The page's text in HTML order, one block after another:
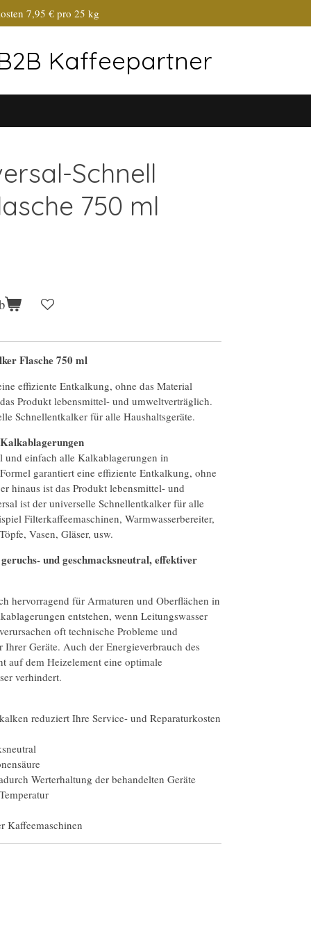
7,95 € pro 25 kg
Kaffeepartner
Schnell
750 ml
Flasche 750 ml
effiziente Entkalkung, ohne das Material
Produkt lebensmittel- und umweltverträglich.
Schnellentkalker für alle Haushaltsgeräte.
und einfach alle Kalkablagerungen in
garantiert eine effiziente Entkalkung, ohne
hinaus ist das Produkt lebensmittel- und
ist der universelle Schnellentkalker für alle
Filterkaffeemaschinen, Warmwasserbereiter,
Vasen, Gläser, usw.
und geschmacksneutral, effektiver
hervorragend für Armaturen und Oberflächen in
entstehen, wenn Leitungswasser
oft technische Probleme und
Geräte. Auch der Energieverbrauch des
auf dem Heizelement eine optimale
verhindert.
reduziert Ihre Service- und Reparaturkosten
Werterhaltung der behandelten Geräte
Kaffeemaschinen